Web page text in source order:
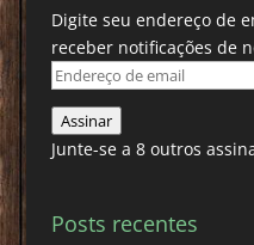
Digite seu endereço de
receber notificações de
Endereço
de
email
Assinar
Junte-se a 8 outros
Posts recentes